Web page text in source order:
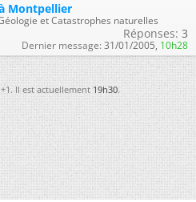
Montpellier
et Catastrophes naturelles
Réponses: 3
Dernier message: 31/01/2005, 10h28
Il est actuellement19h30.